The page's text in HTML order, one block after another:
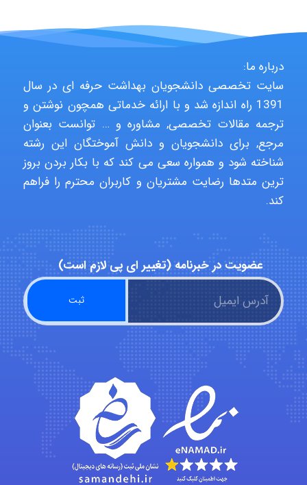
USER124
malekf
abolfazlkoshehe
abolfazlkoshehe
A.balandeh
fatima
درباره ما:
سایت تخصصی دانشجویان بهداشت حرفه ای در سال
1391 راه اندازه شد و با ارائه خدماتی همچون نوشتن و
ترجمه مقالات تخصصی, مشاوره و … توانست بعنوان
مرجع, برای دانشجویان و دانش آموختگان این رشته
شناخته شود و همواره سعی می کند که با بکار بردن بروز
ترین متدها رضایت مشتریان و کاربران محترم را فراهم
کند.
عضویت در خبرنامه (تغییر ای پی لازم است)